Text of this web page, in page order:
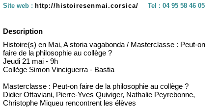
Site web : http://histoiresenmai.corsica/ Tel : 04 95 58 46 05
Description
Histoire(s) en Mai, A storia vagabonda / Masterclasse : Peut-on
faire de la philosophie au collège ?
Jeudi 21 mai - 9h
Collège Simon Vinciguerra - Bastia
Masterclasse : Peut-on faire de la philosophie au collège ?
Didier Ottaviani, Pierre-Yves Quiviger, Nathalie Peyrebonne,
Christophe Miqueu rencontrent les élèves